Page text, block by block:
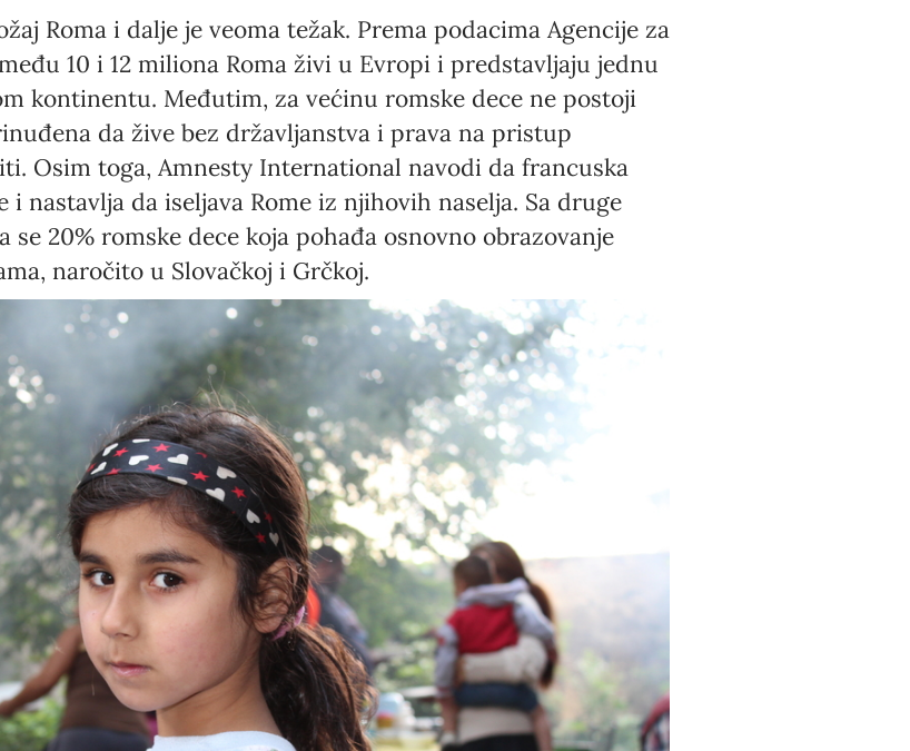
Roma i dalje je veoma težak. Prema podacima Agencije za
10 i 12 miliona Roma živi u Evropi i predstavljaju jednu
kontinentu. Međutim, za većinu romske dece ne postoji
da žive bez državljanstva i prava na pristup
Osim toga, Amnesty International navodi da francuska
nastavlja da iseljava Rome iz njihovih naselja. Sa druge
20% romske dece koja pohađa osnovno obrazovanje
naročito u Slovačkoj i Grčkoj.
preferences
address*
your email address
your first name
/ DD
preference
Serbian
English
The Early Years Blog
Program updates